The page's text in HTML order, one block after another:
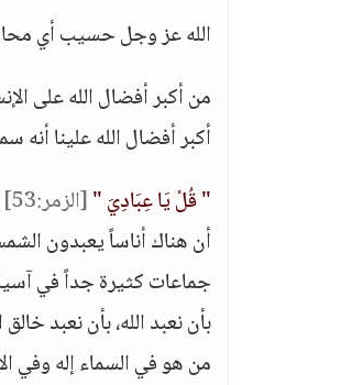
الله عز وجل حسيب أي
من أكبر أفضال الله على
أكبر أفضال الله علينا أنه
" قُلْ يَا عِبَادِيَ "[الزمر:53]
أن هناك أناساً يعبدون
جماعات كثيرة جداً في
بأن نعبد الله، بأن نعبد
من هو في السماء إله وفي